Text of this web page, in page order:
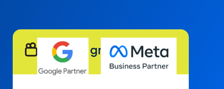
Webinar gratis